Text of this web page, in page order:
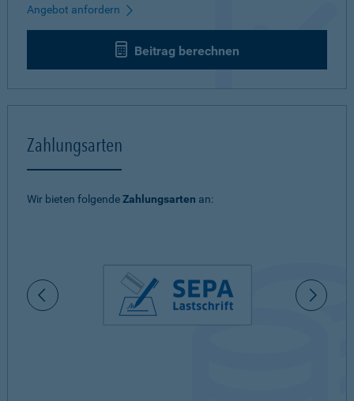
Angebot anfordern
Beitrag berechnen
Zahlungsarten
Wir bieten folgendeZahlungsarten an: